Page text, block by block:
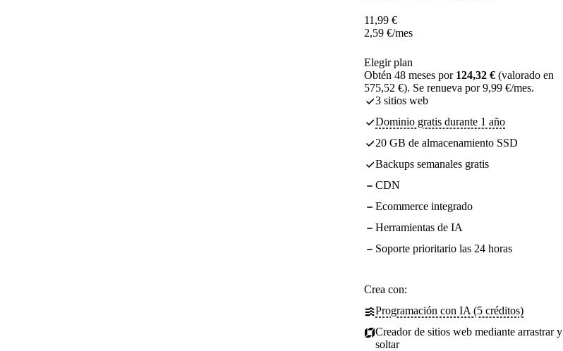
11,99 €
2,59 €/mes
Elegir plan
Obtén 48 meses por 124,32 € (valorado en
575,52 €). Se renueva por 9,99 €/mes.
3 sitios web
Dominio gratis durante 1 año
20 GB de almacenamiento SSD
Backups semanales gratis
CDN
Ecommerce integrado
Herramientas de IA
Soporte prioritario las 24 horas
Crea con:
Programación con IA (5 créditos)
Creador de sitios web mediante arrastrar y
soltar